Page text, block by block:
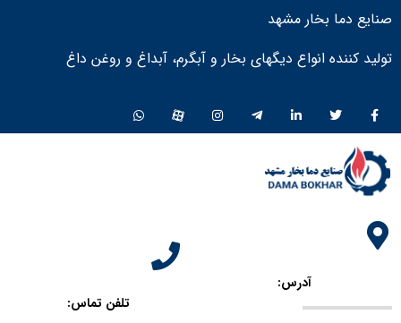
صنایع دما بخار مشهد
تولید کننده انواع دیگهای بخار و آبگرم، آبداغ و روغن داغ ​
آدرس:
تلفن تماس: